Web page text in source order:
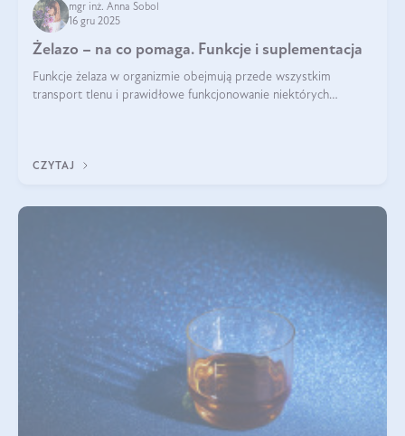
mgr inż. Anna Sobol
16 gru 2025
Żelazo – na co pomaga. Funkcje i suplementacja
Funkcje żelaza w organizmie obejmują przede wszystkim
transport tlenu i prawidłowe funkcjonowanie niektórych
CZYTAJ